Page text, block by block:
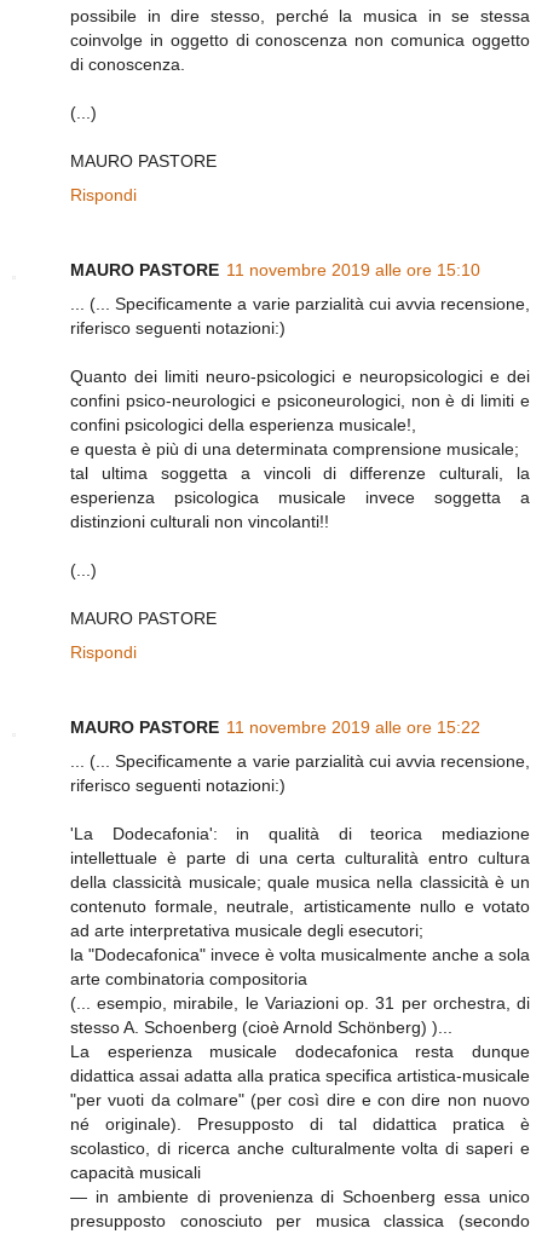
possibile in dire stesso, perché la musica in se stessa
coinvolge in oggetto di conoscenza non comunica oggetto
di conoscenza.
(...)
MAURO PASTORE
Rispondi
MAURO PASTORE 11 novembre 2019 alle ore 15:10
... (... Specificamente a varie parzialità cui avvia recensione,
riferisco seguenti notazioni:)
Quanto dei limiti neuro-psicologici e neuropsicologici e dei
confini psico-neurologici e psiconeurologici, non è di limiti e
confini psicologici della esperienza musicale!,
e questa è più di una determinata comprensione musicale;
tal ultima soggetta a vincoli di differenze culturali, la
esperienza psicologica musicale invece soggetta a
distinzioni culturali non vincolanti!!
(...)
MAURO PASTORE
Rispondi
MAURO PASTORE 11 novembre 2019 alle ore 15:22
... (... Specificamente a varie parzialità cui avvia recensione,
riferisco seguenti notazioni:)
'La Dodecafonia': in qualità di teorica mediazione
intellettuale è parte di una certa culturalità entro cultura
della classicità musicale; quale musica nella classicità è un
contenuto formale, neutrale, artisticamente nullo e votato
ad arte interpretativa musicale degli esecutori;
la "Dodecafonica" invece è volta musicalmente anche a sola
arte combinatoria compositoria
(... esempio, mirabile, le Variazioni op. 31 per orchestra, di
stesso A. Schoenberg (cioè Arnold Schönberg) )...
La esperienza musicale dodecafonica resta dunque
didattica assai adatta alla pratica specifica artistica-musicale
"per vuoti da colmare" (per così dire e con dire non nuovo
né originale). Presupposto di tal didattica pratica è
scolastico, di ricerca anche culturalmente volta di saperi e
capacità musicali
— in ambiente di provenienza di Schoenberg essa unico
presupposto conosciuto per musica classica (secondo